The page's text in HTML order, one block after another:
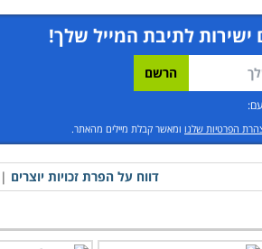
לתיבת המייל שלך!
הפרטיות שלנו ומאשר קבלת מיילים מהאתר.
דווח על הפרת זכויות יוצרים |